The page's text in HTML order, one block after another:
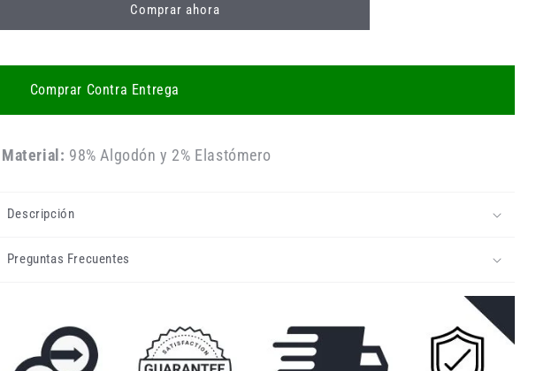
Comprar ahora
Comprar Contra Entrega
Material: 98% Algodón y 2% Elastómero
Descripción
Preguntas Frecuentes